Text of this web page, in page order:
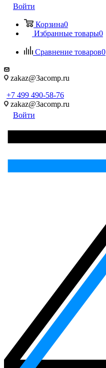
Войти
Корзина0
Избранные товары0
Сравнение товаров0
zakaz@3acomp.ru
+7 499 490-58-76
zakaz@3acomp.ru
Войти